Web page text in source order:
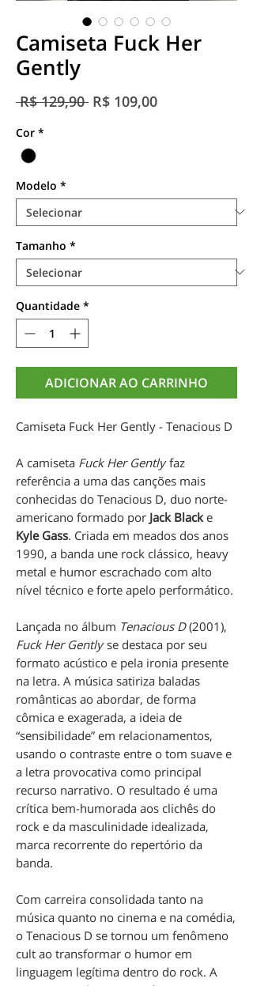
Camiseta Fuck Her
Gently
R$ 129,90 Preço
R$ 109,00Preço
Cor *
Modelo *
Tamanho *
Quantidade *
ADICIONAR AO CARRINHO
Camiseta Fuck Her Gently - Tenacious D
A camiseta Fuck Her Gentlyfaz
referência a uma das canções mais
conhecidas do Tenacious D, duo norte-
americano formado por Jack Blacke
Kyle Gass. Criada em meados dos anos
1990, a banda une rock clássico, heavy
metal e humor escrachado com alto
nível técnico e forte apelo performático.
Lançada no álbum Tenacious D(2001),
Fuck Her Gentlyse destaca por seu
formato acústico e pela ironia presente
na letra. A música satiriza baladas
românticas ao abordar, de forma
cômica e exagerada, a ideia de
“sensibilidade” em relacionamentos,
usando o contraste entre o tom suave e
a letra provocativa como principal
recurso narrativo. O resultado é uma
crítica bem-humorada aos clichês do
rock e da masculinidade idealizada,
marca recorrente do repertório da
banda.
Com carreira consolidada tanto na
música quanto no cinema e na comédia,
o Tenacious D se tornou um fenômeno
cult ao transformar o humor em
linguagem legítima dentro do rock. A